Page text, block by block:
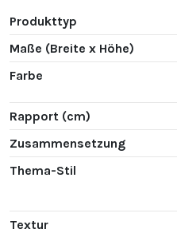
Produkttyp
Maße (Breite x Höhe)
Farbe
Rapport (cm)
Zusammensetzung
Thema-Stil
Textur